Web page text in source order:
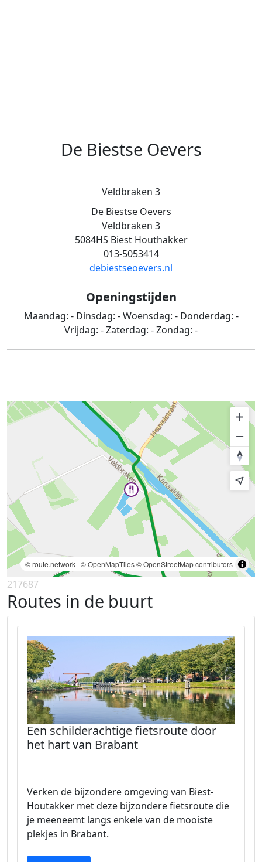
De Biestse Oevers
Veldbraken 3
De Biestse Oevers
Veldbraken 3
5084HS Biest Houthakker
013-5053414
debiestseoevers.nl
Openingstijden
Maandag: - Dinsdag: -Woensdag: - Donderdag: -
Vrijdag: -Zaterdag: -Zondag: -
© route.network | © OpenMapTiles© OpenStreetMap contributors
217687
Routes in de buurt
Een schilderachtige fietsroute door
het hart van Brabant
Verken de bijzondere omgeving van Biest-
Houtakker met deze bijzondere fietsroute die
je meeneemt langs enkele van de mooiste
plekjes in Brabant.